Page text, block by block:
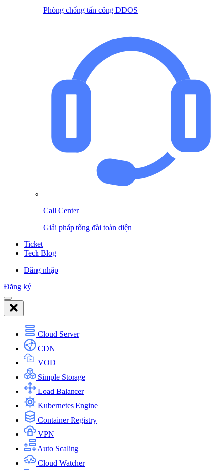
Phòng chống tấn công DDOS
Call Center
Giải pháp tổng đài toàn diện
Ticket
Tech Blog
Đăng nhập
Đăng ký
Cloud Server
CDN
VOD
Simple Storage
Load Balancer
Kubernetes Engine
Container Registry
VPN
Auto Scaling
Cloud Watcher